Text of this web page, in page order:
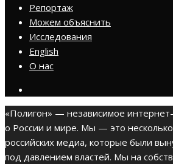
Репортаж
Можем объяснить
Исследования
English
О нас
«Полигон» — независимое
о России и мире. Мы — это
российских медиа, которые были
под давлением властей. Мы на